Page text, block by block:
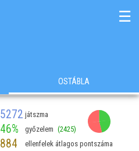
☰
OSTÁBLA
5272 játszma
46% győzelem (2425)
884 ellenfelek átlagos pontszáma